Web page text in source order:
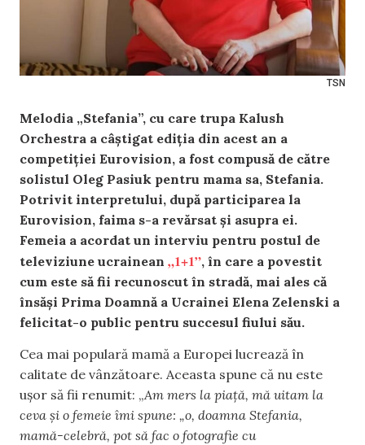
TSN
Melodia „Stefania”, cu care trupa Kalush
Orchestra a câștigat ediția din acest an a
competiției Eurovision, a fost compusă de către
solistul Oleg Pasiuk pentru mama sa, Stefania.
Potrivit interpretului, după participarea la
Eurovision, faima s-a revărsat și asupra ei.
Femeia a acordat un interviu pentru postul de
televiziune ucrainean „1+1”, în care a povestit
cum este să fii recunoscut în stradă, mai ales că
însăși Prima Doamnă a Ucrainei Elena Zelenski a
felicitat-o public pentru succesul fiului său.
Cea mai populară mamă a Europei lucrează în
calitate de vânzătoare. Aceasta spune că nu este
ușor să fii renumit: „Am mers la piață, mă uitam la
ceva și o femeie îmi spune: „o, doamna Stefania,
mamă-celebră, pot să fac o fotografie cu